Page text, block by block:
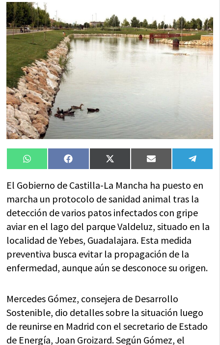
Compartir
en
WhatsAppCompartir
en
FacebookCompartir
en
X
(Twitter)
Compartir
en
Email
en
El Gobierno de Castilla-La Mancha ha puesto en
marcha un protocolo de sanidad animal tras la
detección de varios patos infectados con gripe
aviar en el lago del parque Valdeluz, situado en la
localidad de Yebes, Guadalajara. Esta medida
preventiva busca evitar la propagación de la
enfermedad, aunque aún se desconoce su origen.
Mercedes Gómez, consejera de Desarrollo
Sostenible, dio detalles sobre la situación luego
de reunirse en Madrid con el secretario de Estado
de Energía, Joan Groizard. Según Gómez, el